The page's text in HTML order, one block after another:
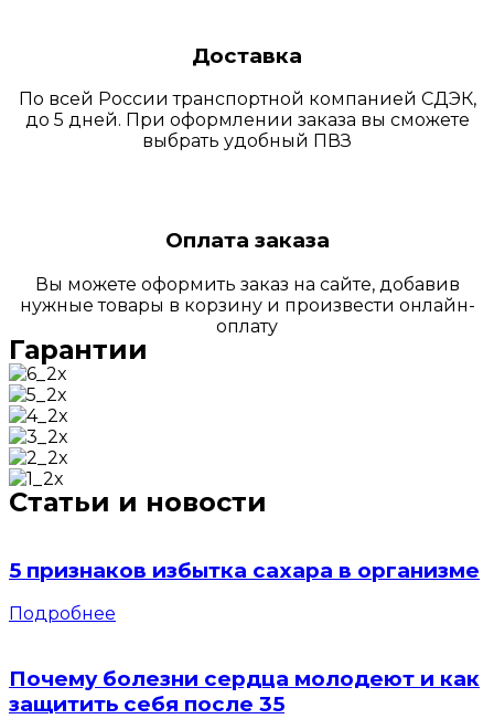
Доставка
По всей России транспортной компанией СДЭК,
до 5 дней. При оформлении заказа вы сможете
выбрать удобный ПВЗ
Оплата заказа
Вы можете оформить заказ на сайте, добавив
нужные товары в корзину и произвести онлайн-
оплату
Гарантии
Статьи и новости
5 признаков избытка сахара в организме
Подробнее
Почему болезни сердца молодеют и как
защитить себя после 35